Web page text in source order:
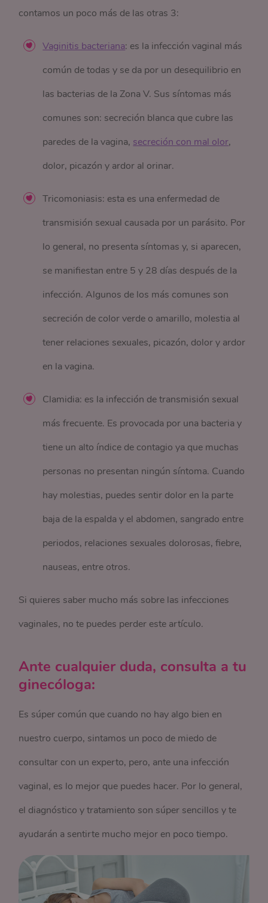
contamos un poco más de las otras 3:
Vaginitis bacteriana: es la infección vaginal más
común de todas y se da por un desequilibrio en
las bacterias de la Zona V. Sus síntomas más
comunes son: secreción blanca que cubre las
paredes de la vagina,secreción con mal olor,
dolor, picazón y ardor al orinar.
Tricomoniasis: esta es una enfermedad de
transmisión sexual causada por un parásito. Por
lo general, no presenta síntomas y, si aparecen,
se manifiestan entre 5 y 28 días después de la
infección. Algunos de los más comunes son
secreción de color verde o amarillo, molestia al
tener relaciones sexuales, picazón, dolor y ardor
en la vagina.
Clamidia: es la infección de transmisión sexual
más frecuente. Es provocada por una bacteria y
tiene un alto índice de contagio ya que muchas
personas no presentan ningún síntoma. Cuando
hay molestias, puedes sentir dolor en la parte
baja de la espalda y el abdomen, sangrado entre
periodos, relaciones sexuales dolorosas, fiebre,
nauseas, entre otros.
Si quieres saber mucho más sobre las infecciones
vaginales, no te puedes perder este artículo.
Ante cualquier duda, consulta a tu
ginecóloga:
Es súper común que cuando no hay algo bien en
nuestro cuerpo, sintamos un poco de miedo de
consultar con un experto, pero, ante una infección
vaginal, es lo mejor que puedes hacer. Por lo general,
el diagnóstico y tratamiento son súper sencillos y te
ayudarán a sentirte mucho mejor en poco tiempo.